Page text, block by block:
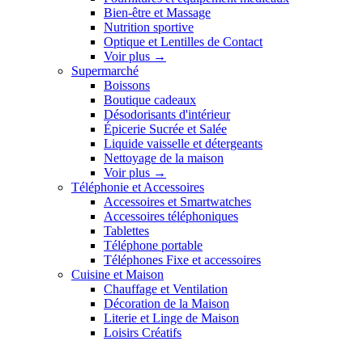
Bien-être et Massage
Nutrition sportive
Optique et Lentilles de Contact
Voir plus →
Supermarché
Boissons
Boutique cadeaux
Désodorisants d'intérieur
Épicerie Sucrée et Salée
Liquide vaisselle et détergeants
Nettoyage de la maison
Voir plus →
Téléphonie et Accessoires
Accessoires et Smartwatches
Accessoires téléphoniques
Tablettes
Téléphone portable
Téléphones Fixe et accessoires
Cuisine et Maison
Chauffage et Ventilation
Décoration de la Maison
Literie et Linge de Maison
Loisirs Créatifs